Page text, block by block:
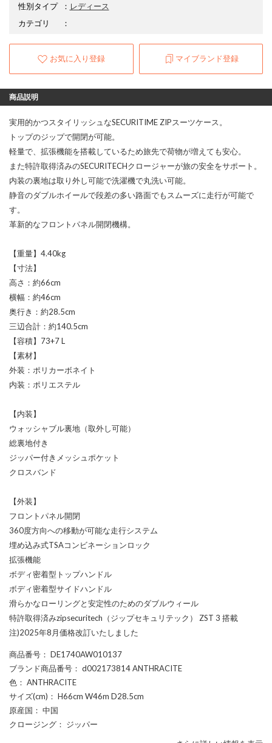
性別タイプ
： レディース
カテゴリ
：
お気に入り登録 マイブランド登録
商品説明
実用的かつスタイリッシュなSECURITIME ZIPスーツケース。
トップのジップで開閉が可能。
軽量で、拡張機能を搭載しているため旅先で荷物が増えても安心。
また特許取得済みのSECURITECHクロージャーが旅の安全をサポート。
内装の裏地は取り外し可能で洗濯機で丸洗い可能。
静音のダブルホイールで段差の多い路面でもスムーズに走行が可能で
す。
革新的なフロントパネル開閉機構。
【重量】4.40kg
【寸法】
高さ：約66cm
横幅：約46cm
奥行き：約28.5cm
三辺合計：約140.5cm
【容積】73+7 L
【素材】
外装：ポリカーボネイト
内装：ポリエステル
【内装】
ウォッシャブル裏地（取外し可能）
総裏地付き
ジッパー付きメッシュポケット
クロスバンド
【外装】
フロントパネル開閉
360度方向への移動が可能な走行システム
埋め込み式TSAコンビネーションロック
拡張機能
ボディ密着型トップハンドル
ボディ密着型サイドハンドル
滑らかなローリングと安定性のためのダブルウィール
特許取得済みzipsecuritech（ジップセキュリテック） ZST 3 搭載
注)2025年8月価格改訂いたしました
商品番号 ： DE1740AW010137
ブランド商品番号 ： d002173814 ANTHRACITE
色 ： ANTHRACITE
サイズ(cm) ： H66cm W46m D28.5cm
原産国 ： 中国
クロージング ： ジッパー